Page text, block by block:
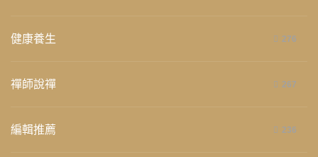
健康養生 276
禪師說禪 267
編輯推薦 236